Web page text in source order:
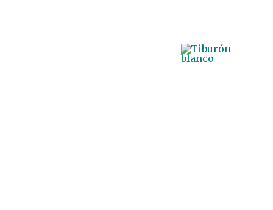
Zonas temáticas y especies destacadas del Sea Life